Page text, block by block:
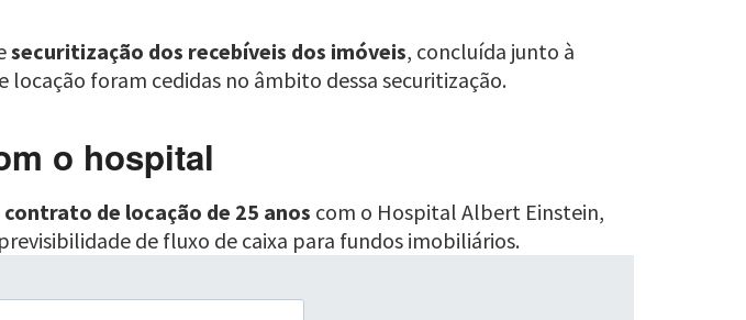
securitização dos recebíveis dos imóveis, concluída junto à
locação foram cedidas no âmbito dessa securitização.
o hospital
contrato de locação de 25 anos com o Hospital Albert Einstein,
de fluxo de caixa para fundos imobiliários.